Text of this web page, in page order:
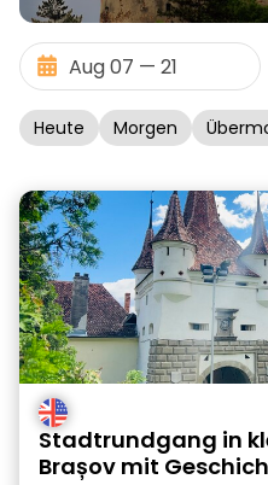
Heute Morgen
Stadtrundgang in
Brașov mit